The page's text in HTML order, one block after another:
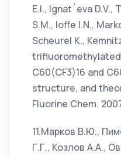
E.I., Ignat´eva D.V.,
S.M., Ioffe I.N.,
Scheurel K.,
C60(CF3)16 and
structure, and
Fluorine Chem.
11.Марков В.Ю.,
Г.Г., Козлов А.А.,